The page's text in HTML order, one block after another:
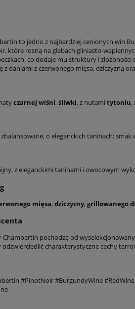
to jedno z najbardziej cenionych win
które rosną na glebach gliniasto-
co dodaje mu struktury i
z daniami z czerwonego mięsa, dziczyzną
czarnej wiśni, śliwki, z nutami tytoniu,
zbalansowane, o eleganckich taninach;
z eleganckimi taninami i owocowym
mięsa, dziczyzny, grillowanego
Chambertin pochodzą od
charakterystyczne cechy
#PinotNoir #BurgundyWine